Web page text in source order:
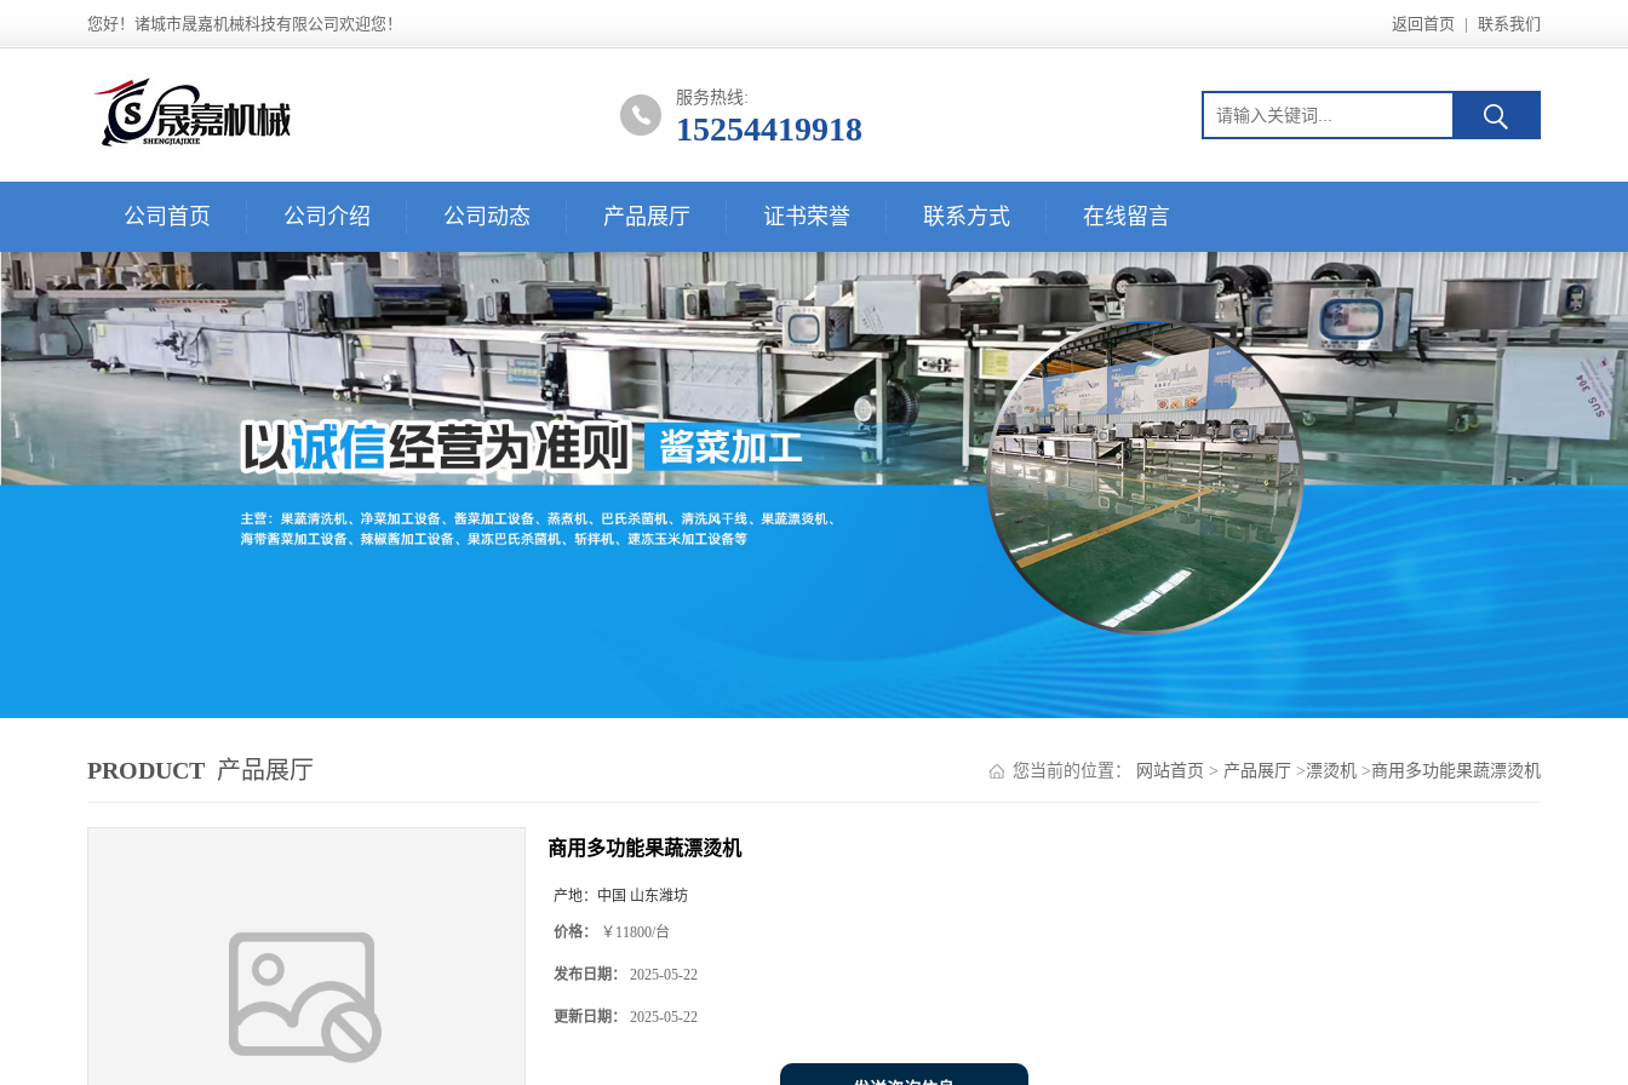
您好！诸城市晟嘉机械科技有限公司欢迎您！ 返回首页 | 联系我们
服务热线:
15254419918
公司首页 公司介绍 公司动态 产品展厅 证书荣誉 联系方式 在线留言
PRODUCT 产品展厅 您当前的位置： 网站首页 > 产品展厅 >漂烫机 >商用多功能果蔬漂烫机
商用多功能果蔬漂烫机
产地： 中国 山东潍坊
价格： ￥11800/台
发布日期： 2025-05-22
更新日期： 2025-05-22